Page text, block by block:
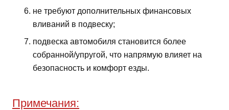
не требуют дополнительных финансовых
вливаний в подвеску;
подвеска автомобиля становится более
собранной/упругой, что напрямую влияет на
безопасность и комфорт езды.
Примечания: